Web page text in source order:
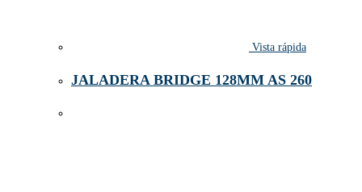
Vista rápida
JALADERA BRIDGE 128MM AS 260